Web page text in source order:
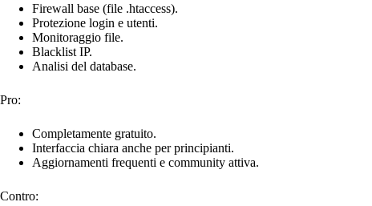
Firewall base (file .htaccess).
Protezione login e utenti.
Monitoraggio file.
Blacklist IP.
Analisi del database.
Pro:
Completamente gratuito.
Interfaccia chiara anche per principianti.
Aggiornamenti frequenti e community attiva.
Contro: